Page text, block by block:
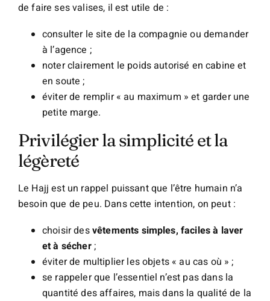
de faire ses valises, il est utile de :
consulter le site de la compagnie ou demander
à l’agence ;
noter clairement le poids autorisé en cabine et
en soute ;
éviter de remplir « au maximum » et garder une
petite marge.
Privilégier la simplicité et la
légèreté
Le Hajj est un rappel puissant que l’être humain n’a
besoin que de peu. Dans cette intention, on peut :
choisir desvêtements simples, faciles à laver
et à sécher;
éviter de multiplier les objets « au cas où » ;
se rappeler que l’essentiel n’est pas dans la
quantité des affaires, mais dans la qualité de la